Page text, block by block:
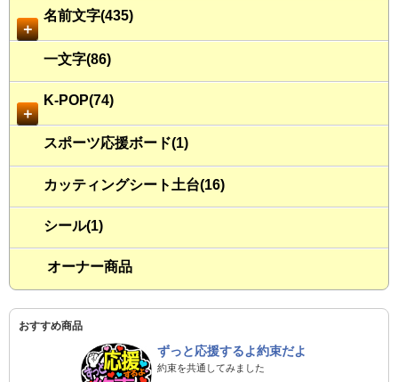
＋
名前文字(435)
一文字(86)
＋
K-POP(74)
スポーツ応援ボード(1)
カッティングシート土台(16)
シール(1)
オーナー商品
おすすめ商品
ずっと応援するよ約束だよ
約束を共通してみました